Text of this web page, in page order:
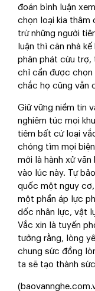
đoán bình luận
chọn loại kia thâm
trừ những người
luận thì căn nhà
phân phát cứu trợ,
chỉ cần được
chắc họ cũng vẫn
Giữ vững niềm tin
nghiêm túc mọi
tiêm bất cứ loại
chóng tìm mọi
mới là hành xử
vào lúc này. Tự
quốc một nguy
một phần áp lực
dốc nhân lực, vật
Vắc xin là tuyến
tưởng rằng, lòng
chung sức đồng
ta sẽ tạo thành